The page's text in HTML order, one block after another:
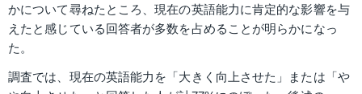
かについて尋ねたところ、現在の英語能力に肯定的な影響を与
えたと感じている回答者が多数を占めることが明らかになっ
た。
調査では、現在の英語能力を「大きく向上させた」または「や